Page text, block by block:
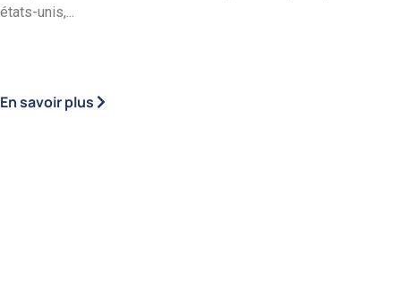
états-unis,...
En savoir plus